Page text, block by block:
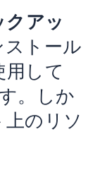
アッ
トール
して
。しか
のリソ